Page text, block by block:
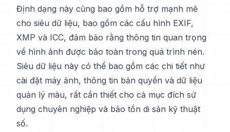
Định dạng này cũng bao gồm hỗ trợ mạnh mẽ
cho siêu dữ liệu, bao gồm các cấu hình EXIF,
XMP và ICC, đảm bảo rằng thông tin quan trọng
về hình ảnh được bảo toàn trong quá trình nén.
Siêu dữ liệu này có thể bao gồm các chi tiết như
cài đặt máy ảnh, thông tin bản quyền và dữ liệu
quản lý màu, rất cần thiết cho cả mục đích sử
dụng chuyên nghiệp và bảo tồn di sản kỹ thuật
số.